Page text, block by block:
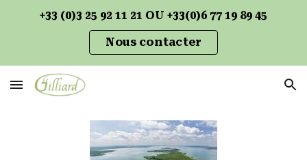
Skip to main content
+33 (0)3 25 92 11 21 OU +33(0)6 77 19 89 45
Nous contacter